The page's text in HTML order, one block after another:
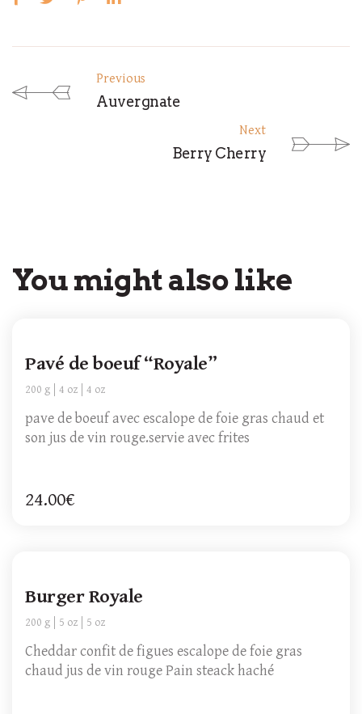
Previous
Auvergnate
Next
Berry Cherry
You might also like
Pavé de boeuf “Royale”
200 g 4 oz 4 oz
pave de boeuf avec escalope de foie gras chaud et
son jus de vin rouge.servie avec frites
24.00€
Burger Royale
200 g 5 oz 5 oz
Cheddar confit de figues escalope de foie gras
chaud jus de vin rouge Pain steack haché